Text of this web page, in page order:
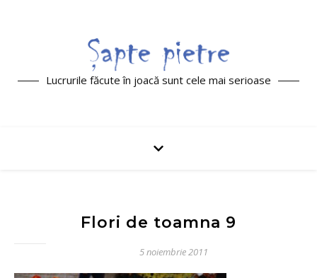
Lucrurile făcute în joacă sunt cele mai serioase
Flori de toamna 9
5 noiembrie 2011